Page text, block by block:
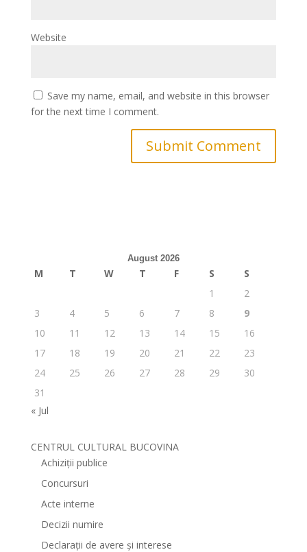
Website
Save my name, email, and website in this browser
for the next time I comment.
August 2026
M T W T F S
S
1
2
3
4 5 6 7 8
9
10
11 12 13 14 15
16
17
18 19 20 21 22
23
24
25 26 27 28 29
30
31
« Jul
CENTRUL CULTURAL BUCOVINA
Achiziții publice
Concursuri
Acte interne
Decizii numire
Declarații de avere și interese